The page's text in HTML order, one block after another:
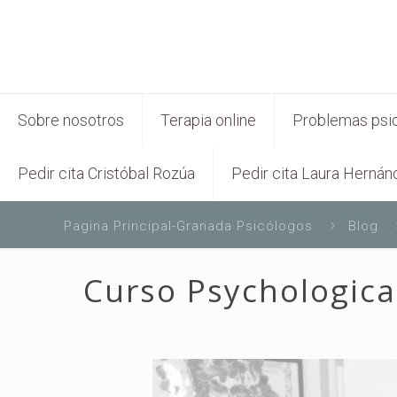
Sobre nosotros Terapia online Problemas
Pedir cita Cristóbal Rozúa Pedir cita Laura
Pagina Principal-Granada Psicólogos Blog
Curso